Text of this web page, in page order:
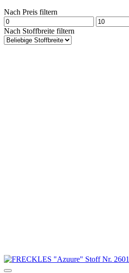
Nach Preis filtern
Min.
Preis
Max.
Preis
Nach Stoffbreite filtern